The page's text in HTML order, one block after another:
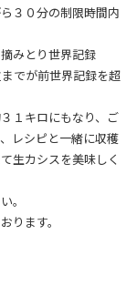
３０分の制限時間内
みとり世界記録
でが前世界記録を超
１キロにもなり、ご
レシピと一緒に収穫
生カシスを美味しく
。
ります。